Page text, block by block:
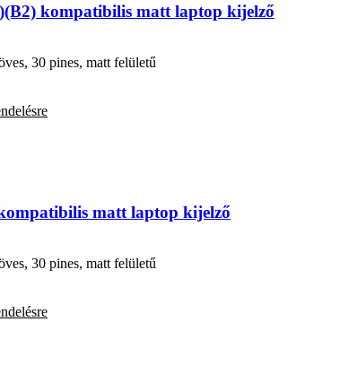
kompatibilis matt laptop kijelző
30 pines, matt felületű
matt laptop kijelző
30 pines, matt felületű